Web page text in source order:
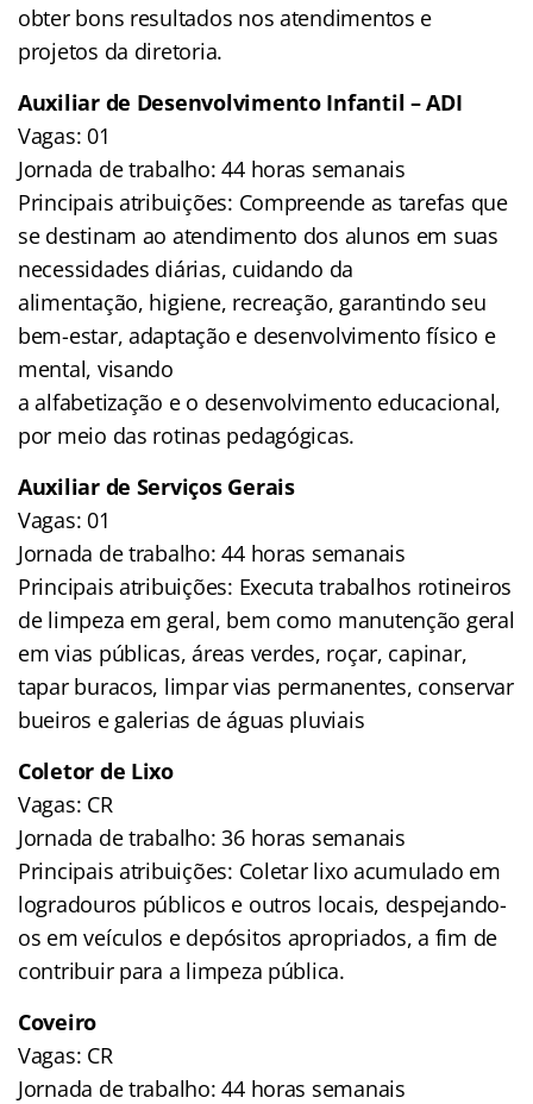
obter bons resultados nos atendimentos e
projetos da diretoria.
Auxiliar de Desenvolvimento Infantil – ADI
Vagas: 01
Jornada de trabalho: 44 horas semanais
Principais atribuições: Compreende as tarefas que
se destinam ao atendimento dos alunos em suas
necessidades diárias, cuidando da
alimentação, higiene, recreação, garantindo seu
bem-estar, adaptação e desenvolvimento físico e
mental, visando
a alfabetização e o desenvolvimento educacional,
por meio das rotinas pedagógicas.
Auxiliar de Serviços Gerais
Vagas: 01
Jornada de trabalho: 44 horas semanais
Principais atribuições: Executa trabalhos rotineiros
de limpeza em geral, bem como manutenção geral
em vias públicas, áreas verdes, roçar, capinar,
tapar buracos, limpar vias permanentes, conservar
bueiros e galerias de águas pluviais
Coletor de Lixo
Vagas: CR
Jornada de trabalho: 36 horas semanais
Principais atribuições: Coletar lixo acumulado em
logradouros públicos e outros locais, despejando-
os em veículos e depósitos apropriados, a fim de
contribuir para a limpeza pública.
Coveiro
Vagas: CR
Jornada de trabalho: 44 horas semanais